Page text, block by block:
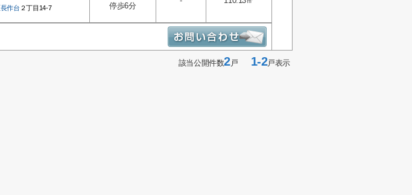
長作台 ２丁目14-7
停歩6分
該当公開件数2戸 1-2戸表示